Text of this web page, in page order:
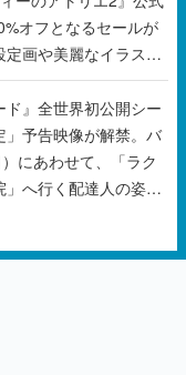
オフとなるセールが
画や美麗なイラスト
収録
』全世界初公開シー
」予告映像が解禁。バ
にあわせて、「ラク
へ行く配達人の姿が